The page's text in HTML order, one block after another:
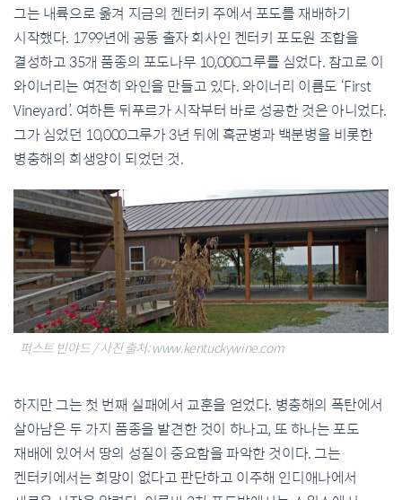
그는 내륙으로 옮겨 지금의 켄터키 주에서 포도를 재배하기
시작했다. 1799년에 공동 출자 회사인 켄터키 포도원 조합을
결성하고 35개 품종의 포도나무 10,000그루를 심었다. 참고로 이
와이너리는 여전히 와인을 만들고 있다. 와이너리 이름도 ‘First
Vineyard’. 여하튼 뒤푸르가 시작부터 바로 성공한 것은 아니었다.
그가 심었던 10,000그루가 3년 뒤에 흑균병과 백분병을 비롯한
병충해의 희생양이 되었던 것.
퍼스트 빈야드 / 사진 출처: www.kentuckywine.com
하지만 그는 첫 번째 실패에서 교훈을 얻었다. 병충해의 폭탄에서
살아남은 두 가지 품종을 발견한 것이 하나고, 또 하나는 포도
재배에 있어서 땅의 성질이 중요함을 파악한 것이다. 그는
켄터키에서는 희망이 없다고 판단하고 이주해 인디애나에서